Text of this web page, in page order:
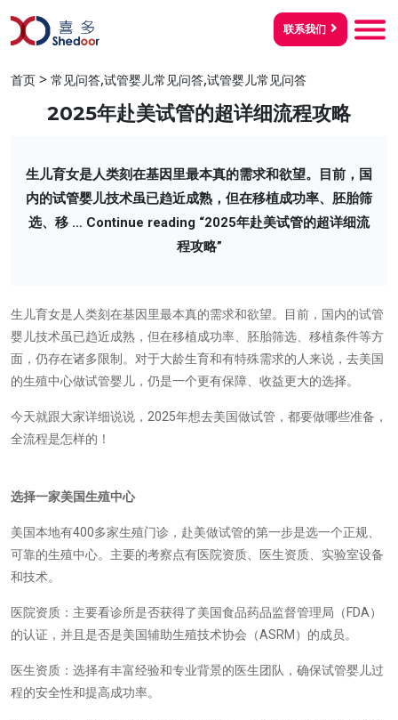
联系我们
首页 > 常见问答,试管婴儿常见问答,试管婴儿常见问答
2025年赴美试管的超详细流程攻略
生儿育女是人类刻在基因里最本真的需求和欲望。目前，国
内的试管婴儿技术虽已趋近成熟，但在移植成功率、胚胎筛
选、移 … Continue reading “2025年赴美试管的超详细流
程攻略”
生儿育女是人类刻在基因里最本真的需求和欲望。目前，国内的试管
婴儿技术虽已趋近成熟，但在移植成功率、胚胎筛选、移植条件等方
面，仍存在诸多限制。对于大龄生育和有特殊需求的人来说，去美国
的生殖中心做试管婴儿，仍是一个更有保障、收益更大的选择。
今天就跟大家详细说说，2025年想去美国做试管，都要做哪些准备，
全流程是怎样的！
选择一家美国生殖中心
美国本地有400多家生殖门诊，赴美做试管的第一步是选一个正规、
可靠的生殖中心。主要的考察点有医院资质、医生资质、实验室设备
和技术。
医院资质：主要看诊所是否获得了美国食品药品监督管理局（FDA）
的认证，并且是否是美国辅助生殖技术协会（ASRM）的成员。
医生资质：选择有丰富经验和专业背景的医生团队，确保试管婴儿过
程的安全性和提高成功率。